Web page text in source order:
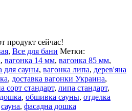
85 мм Липа сорт Стандарт 1000
продукт сейчас!
, Все для бани Метки:
, вагонка 14 мм, вагонка 85 мм,
для сауны, вагонка липа, дерев'яна
, доставка вагонки Украина,
сорт стандарт, липа стандарт,
, обшивка сауны, отделка
сауна, фасадна дошка